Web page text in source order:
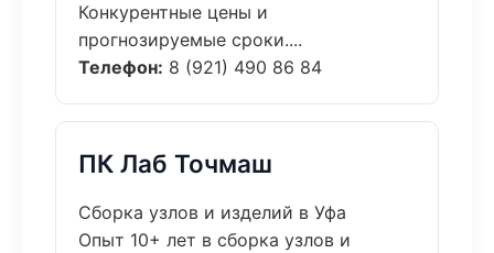
Конкурентные цены и
прогнозируемые сроки....
Телефон: 8 (921) 490 86 84
ПК Лаб Точмаш
Сборка узлов и изделий в Уфа
Опыт 10+ лет в сборка узлов и